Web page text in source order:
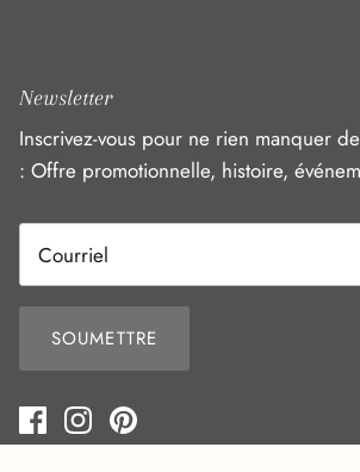
Newsletter
Inscrivez-vous pour ne rien manquer
: Offre promotionnelle, histoire,
SOUMETTRE